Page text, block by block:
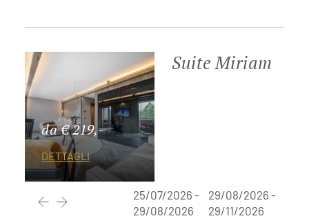
da € 219,-
DETTAGLI
Suite Miriam
25/07/2026 -
29/08/2026
29/08/2026 -
29/11/2026